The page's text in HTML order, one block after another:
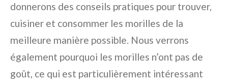
donnerons des conseils pratiques pour trouver,
cuisiner et consommer les morilles de la
meilleure manière possible. Nous verrons
également pourquoi les morilles n’ont pas de
goût, ce qui est particulièrement intéressant